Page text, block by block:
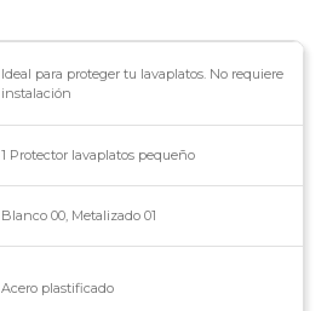
Ideal para proteger tu lavaplatos. No requiere
instalación
1 Protector lavaplatos pequeño
Blanco 00, Metalizado 01
Acero plastificado